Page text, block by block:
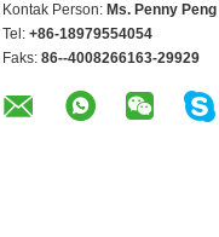
Kontak Person: Ms. Penny Peng
Tel: +86-18979554054
Faks: 86--4008266163-29929